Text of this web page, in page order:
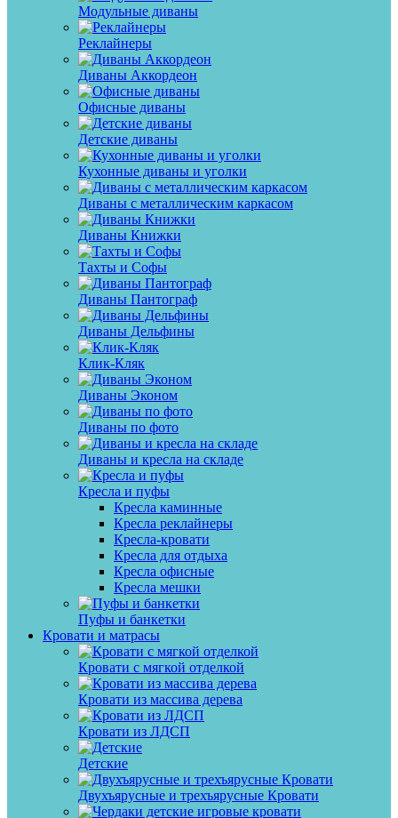
Модульные диваны
Реклайнеры
Диваны Аккордеон
Офисные диваны
Детские диваны
Кухонные диваны и уголки
Диваны с металлическим каркасом
Диваны Книжки
Тахты и Софы
Диваны Пантограф
Диваны Дельфины
Клик-Кляк
Диваны Эконом
Диваны по фото
Диваны и кресла на складе
Кресла и пуфы
Кресла каминные
Кресла реклайнеры
Кресла-кровати
Кресла для отдыха
Кресла офисные
Кресла мешки
Пуфы и банкетки
Кровати и матрасы
Кровати с мягкой отделкой
Кровати из массива дерева
Кровати из ЛДСП
Детские
Двухъярусные и трехъярусные Кровати